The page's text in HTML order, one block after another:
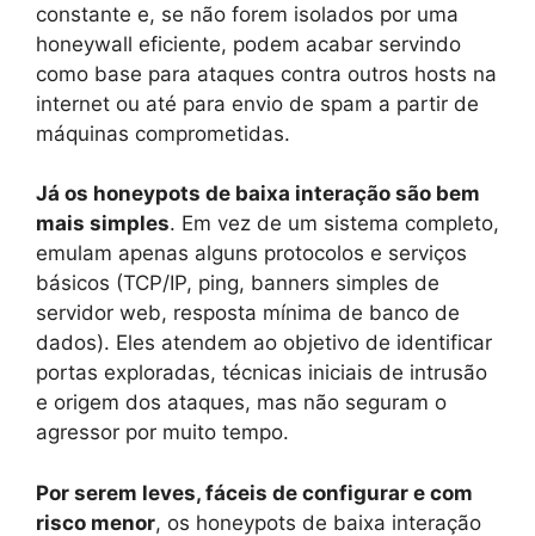
constante e, se não forem isolados por uma
honeywall eficiente, podem acabar servindo
como base para ataques contra outros hosts na
internet ou até para envio de spam a partir de
máquinas comprometidas.
Já os honeypots de baixa interação são bem
mais simples. Em vez de um sistema completo,
emulam apenas alguns protocolos e serviços
básicos (TCP/IP, ping, banners simples de
servidor web, resposta mínima de banco de
dados). Eles atendem ao objetivo de identificar
portas exploradas, técnicas iniciais de intrusão
e origem dos ataques, mas não seguram o
agressor por muito tempo.
Por serem leves, fáceis de configurar e com
risco menor, os honeypots de baixa interação